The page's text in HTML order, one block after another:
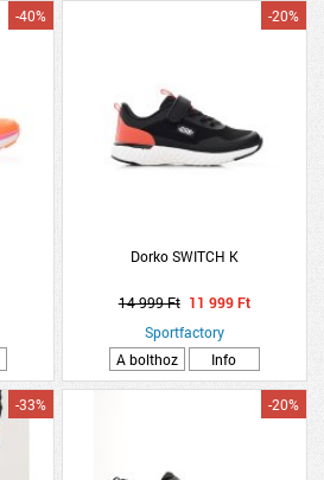
-40%
Dorko SWITCH K
-20%
14 999 Ft 11 999 Ft
Sportfactory
A bolthoz
Info
-33% -20%